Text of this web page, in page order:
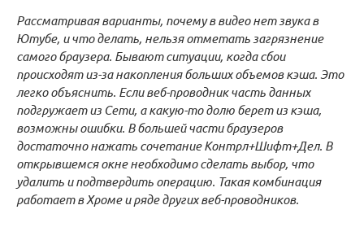
Рассматривая варианты, почему в видео нет звука в
Ютубе, и что делать, нельзя отметать загрязнение
самого браузера. Бывают ситуации, когда сбои
происходят из-за накопления больших объемов кэша. Это
легко объяснить. Если веб-проводник часть данных
подгружает из Сети, а какую-то долю берет из кэша,
возможны ошибки. В большей части браузеров
достаточно нажать сочетание Контрл+Шифт+Дел. В
открывшемся окне необходимо сделать выбор, что
удалить и подтвердить операцию. Такая комбинация
работает в Хроме и ряде других веб-проводников.